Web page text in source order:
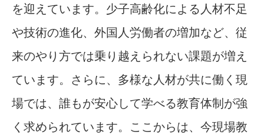
を迎えています。少子高齢化による人材不足
や技術の進化、外国人労働者の増加など、従
来のやり方では乗り越えられない課題が増え
ています。さらに、多様な人材が共に働く現
場では、誰もが安心して学べる教育体制が強
く求められています。ここからは、今現場教